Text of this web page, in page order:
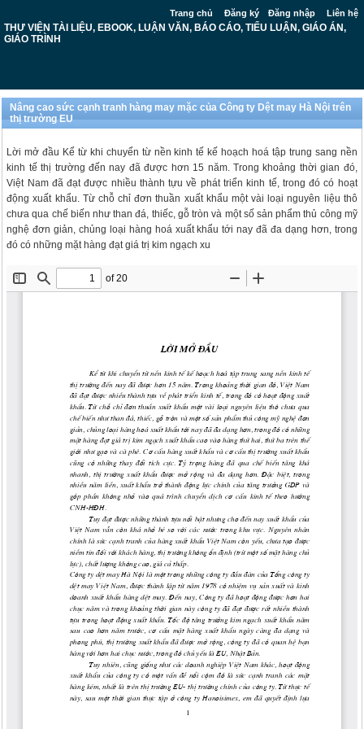
Trang chủ Đăng ký Đăng nhập Liên hệ
THƯ VIỆN TÀI LIỆU, EBOOK, LUẬN VĂN, BÁO CÁO, TIỂU LUẬN, GIÁO ÁN,
GIÁO TRÌNH
Nâng cao sức cạnh tranh hàng may mặc của Công ty Dệt may Hà Nội trên
thị trường EU
Lời mở đầu Kể từ khi chuyển từ nền kinh tế kế hoạch hoá tập trung sang nền
kinh tế thị trường đến nay đã được hơn 15 năm. Trong khoảng thời gian đó,
Việt Nam đã đạt được nhiều thành tựu về phát triển kinh tế, trong đó có hoạt
động xuất khẩu. Từ chỗ chỉ đơn thuần xuất khẩu một vài loại nguyên liệu thô
chưa qua chế biến như than đá, thiếc, gỗ tròn và một số sản phẩm thủ công mỹ
nghệ đơn giản, chủng loại hàng hoá xuất khẩu tới nay đã đa dạng hơn, trong
đó có những mặt hàng đạt giá trị kim ngạch xu